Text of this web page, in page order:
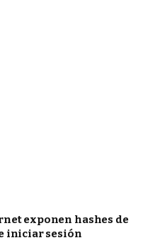
exponen hashes de
iniciar sesión